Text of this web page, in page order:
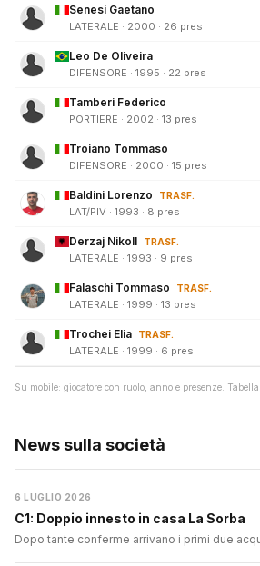
Senesi Gaetano
LATERALE · 2000 · 26 pres
Leo De Oliveira
DIFENSORE · 1995 · 22 pres
Tamberi Federico
PORTIERE · 2002 · 13 pres
Troiano Tommaso
DIFENSORE · 2000 · 15 pres
Baldini Lorenzo TRASF.
LAT/PIV · 1993 · 8 pres
Derzaj Nikoll TRASF.
LATERALE · 1993 · 9 pres
Falaschi Tommaso TRASF.
LATERALE · 1999 · 13 pres
Trochei Elia TRASF.
LATERALE · 1999 · 6 pres
Su mobile: giocatore con ruolo, anno e presenze.
News sulla società
6 LUGLIO 2026
C1: Doppio innesto in casa La Sorba
Dopo tante conferme arrivano i primi due